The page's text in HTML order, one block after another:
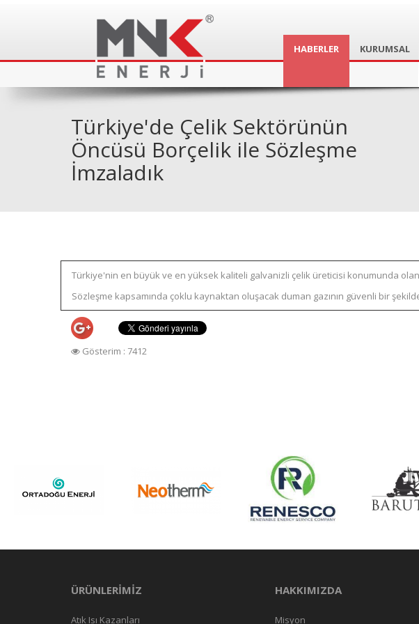
HABERLER KURUMSAL
Türkiye'de Çelik Sektörünün
Öncüsü Borçelik ile Sözleşme
İmzaladık
Türkiye'nin en büyük ve en yüksek kaliteli galvanizli çelik üreticisi konumunda
Sözleşme kapsamında çoklu kaynaktan oluşacak duman gazının güvenli bir
Gösterim : 7412
ÜRÜNLERİMİZ
Atık Isı Kazanları
HAKKIMIZDA
Misyon